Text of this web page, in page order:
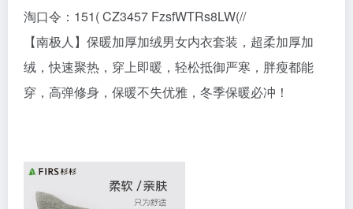
淘口令：151( CZ3457 FzsfWTRs8LW(//
【南极人】保暖加厚加绒男女内衣套装，超柔加厚加
绒，快速聚热，穿上即暖，轻松抵御严寒，胖瘦都能
穿，高弹修身，保暖不失优雅，冬季保暖必冲！